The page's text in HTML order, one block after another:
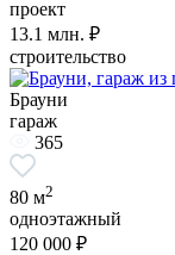
проект
13.1 млн. ₽
строительство
Брауни
гараж
365
80 м2
одноэтажный
120 000 ₽